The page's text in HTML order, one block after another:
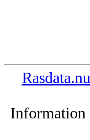
Rasdata.nu
Information